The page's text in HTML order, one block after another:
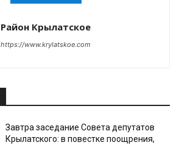
Район Крылатское
https://www.krylatskoe.com
Завтра заседание Совета депутатов
Крылатского: в повестке поощрения,